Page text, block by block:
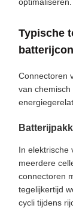
Typische
Connectoren
van
In elektrische
meerdere
connectoren
tegelijkertijd
cycli tijdens